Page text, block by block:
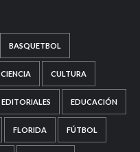
BASQUETBOL
CIENCIA CULTURA
EDITORIALES EDUCACIÓN
FLORIDA FÚTBOL